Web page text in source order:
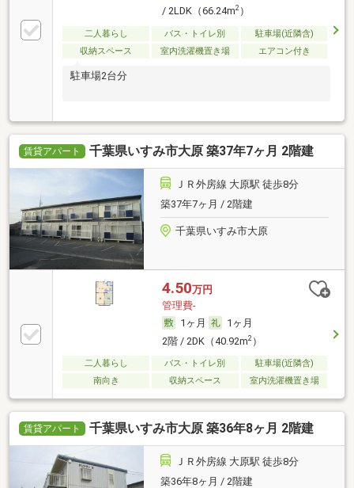
/ 2LDK（66.24m2）
二人暮らし バス・トイレ別
駐車場(近隣含)
収納スペース
室内洗濯機置き場 エアコン付き
駐車場2台分
賃貸アパート 千葉県いすみ市大原 築37年7ヶ月 2階建
ＪＲ外房線 大原駅 徒歩8分
築37年7ヶ月 / 2階建
千葉県いすみ市大原
4.50万円
管理費-
1ヶ月
1ヶ月
2階 / 2DK（40.92m2）
二人暮らし バス・トイレ別
駐車場(近隣含)
南向き
収納スペース 室内洗濯機置き場
賃貸アパート 千葉県いすみ市大原 築36年8ヶ月 2階建
ＪＲ外房線 大原駅 徒歩8分
築36年8ヶ月 / 2階建